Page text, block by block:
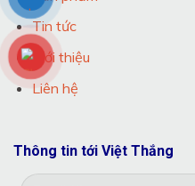
Tin tức
Giới thiệu
Liên hệ
Thông tin tới Việt Thắng